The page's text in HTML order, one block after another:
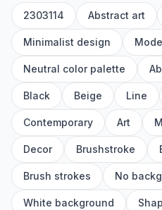
2303114 Abstract art
Minimalist design
Neutral color palette
Black Beige Line
Contemporary Art
Decor Brushstroke
Brush strokes No
White background